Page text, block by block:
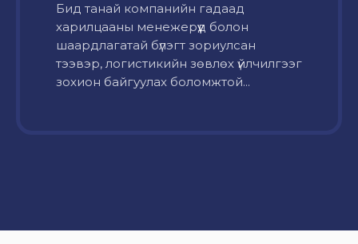
Бид танай компанийн гадаад
харилцааны менежерүүд болон
шаардлагатай бүлэгт зориулсан
тээвэр, логистикийн зөвлөх үйлчилгээг
зохион байгуулах боломжтой...